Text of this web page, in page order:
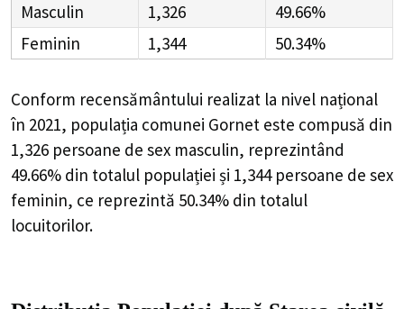
Masculin
1,326
49.66%
Feminin
1,344 50.34%
Conform recensământului realizat la nivel național
în 2021, populația comunei Gornet este compusă din
1,326 persoane de sex masculin, reprezintând
49.66% din totalul populației și 1,344 persoane de sex
feminin, ce reprezintă 50.34% din totalul
locuitorilor.